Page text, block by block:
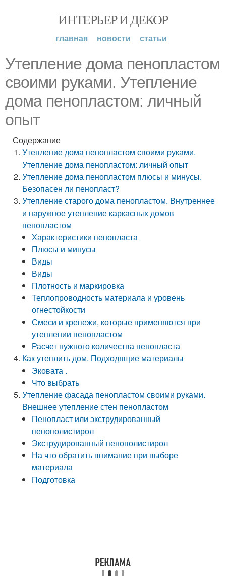
ИНТЕРЬЕР И ДЕКОР
главная новости статьи
Утепление дома пенопластом
своими руками. Утепление
дома пенопластом: личный
опыт
Содержание
Утепление дома пенопластом своими руками.
Утепление дома пенопластом: личный опыт
Утепление дома пенопластом плюсы и минусы.
Безопасен ли пенопласт?
Утепление старого дома пенопластом. Внутреннее
и наружное утепление каркасных домов
пенопластом
Характеристики пенопласта
Плюсы и минусы
Виды
Виды
Плотность и маркировка
Теплопроводность материала и уровень
огнестойкости
Смеси и крепежи, которые применяются при
утеплении пенопластом
Расчет нужного количества пенопласта
Как утеплить дом. Подходящие материалы
Эковата .
Что выбрать
Утепление фасада пенопластом своими руками.
Внешнее утепление стен пенопластом
Пенопласт или экструдированный
пенополистирол
Экструдированный пенополистирол
На что обратить внимание при выборе
материала
Подготовка